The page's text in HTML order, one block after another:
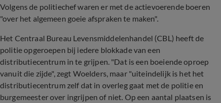
Volgens de politiechef waren er met de actievoerende boeren
"over het algemeen goeie afspraken te maken".
Het Centraal Bureau Levensmiddelenhandel (CBL) heeft de
politie opgeroepen bij iedere blokkade van een
distributiecentrum in te grijpen. "Dat is een boeiende oproep
vanuit die zijde", zegt Woelders, maar "uiteindelijk is het het
distributiecentrum zelf dat in overleg gaat met de politie en
burgemeester over ingrijpen of niet. Op een aantal plaatsen is